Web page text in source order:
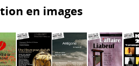
en images